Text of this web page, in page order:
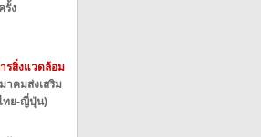
รั้ง
รสิ่งแวดล้อม
าคมส่งเสริม
ทย-ญี่ปุ่น)